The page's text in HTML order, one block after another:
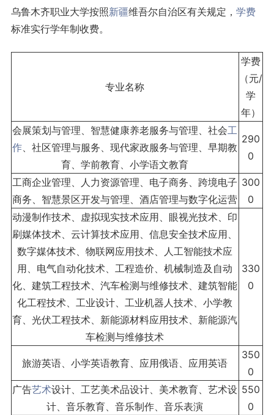
乌鲁木齐职业大学按照新疆维吾尔自治区有关规定， 学费
标准实行学年制收费。
专业名称
学费
（元/
学
年）
会展策划与管理、智慧健康养老服务与管理、社会工
作、社区管理与服务、现代家政服务与管理、早期教
育、学前教育、小学语文教育
290
0
工商企业管理、人力资源管理、电子商务、跨境电子
商务、智慧景区开发与管理、酒店管理与数字化运营
300
0
动漫制作技术、虚拟现实技术应用、眼视光技术、印
刷媒体技术、云计算技术应用、信息安全技术应用、
数字媒体技术、物联网应用技术、人工智能技术应
用、电气自动化技术、工程造价、机械制造及自动
化、建筑工程技术、汽车检测与维修技术、建筑智能
化工程技术、工业设计、工业机器人技术、小学教
育、光伏工程技术、新能源材料应用技术、新能源汽
车检测与维修技术
330
0
旅游英语、小学英语教育、应用俄语、应用英语
350
0
广告艺术设计、工艺美术品设计、美术教育、艺术设
计、音乐教育、音乐制作、音乐表演
550
0